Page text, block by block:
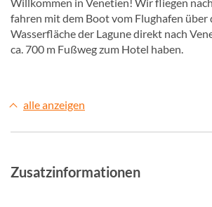
fahren mit dem Boot vom Flughafen über
Wasserfläche der Lagune direkt nach
ca. 700 m Fußweg zum Hotel haben.
alle anzeigen
Zusatzinformationen